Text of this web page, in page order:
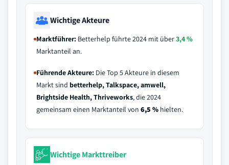
Wichtige Akteure
Marktführer: Betterhelp führte 2024 mit über3,4 %
Marktanteil an.
Führende Akteure: Die Top 5 Akteure in diesem
Markt sind betterhelp, Talkspace, amwell,
Brightside Health, Thriveworks, die 2024
gemeinsam einen Marktanteil von 6,5 % hielten.
Wichtige Markttreiber